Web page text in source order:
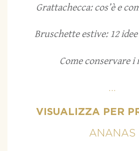
Grattachecca: cos’è e
Bruschette estive: 12
Come conservare
...
VISUALIZZA PER
ANANAS